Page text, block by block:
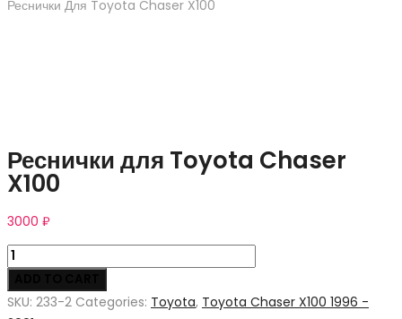
Реснички Для Toyota Chaser X100
Реснички для Toyota Chaser
X100
3000 ₽
Реснички
для
Toyota
SKU: 233-2 Categories: Toyota, Toyota Chaser X100 1996 -